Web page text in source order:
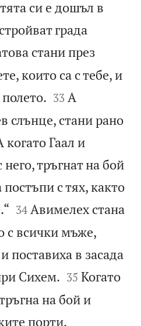
си е дошъл в
града
стани през
които са с тебе, и


33 А
слънце, стани рано
Гаал и
тръгнат на бой
постъпи с тях, както


34 Авимелех стана
с всички мъже,
поставиха в засада
Сихем. 

35 Когато
на бой и
порти,